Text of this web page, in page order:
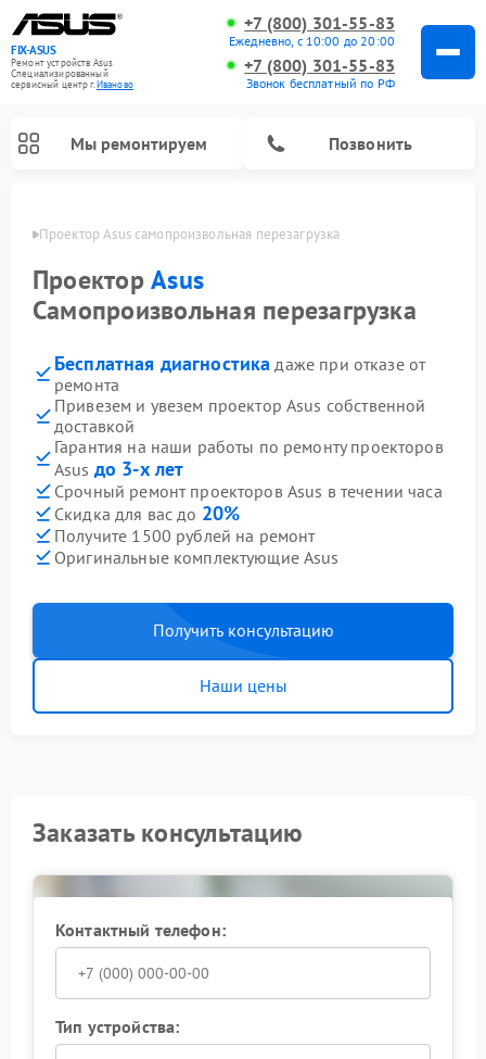
FIX-ASUS
Ремонт устройств Asus
Специализированный
cервисный центр г.Иваново
+7 (800) 301-55-83
Ежедневно, с 10:00 до 20:00
+7 (800) 301-55-83
Звонок бесплатный по РФ
Мы ремонтируем Позвонить
Проектор Asus самопроизвольная перезагрузка
ПроекторAsus
Самопроизвольная перезагрузка
Бесплатная диагностика даже при отказе от
ремонта
Привезем и увезем проектор Asus собственной
доставкой
Гарантия на наши работы по ремонту проекторов
Asus до 3-х лет
Срочный ремонт проекторов Asus в течении часа
Скидка для вас до 20%
Получите 1500 рублей на ремонт
Оригинальные комплектующие Asus
Получить консультацию
Наши цены
Заказать консультацию
Контактный телефон:
Тип устройства: